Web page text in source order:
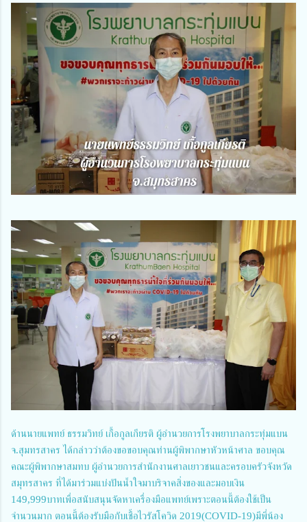
ด้านนายแพทย์ ธรรมวิทย์ เกื้อกูลเกียรติ ผู้อำนวยการโรงพยาบาลกระทุ่มแบน
จ.สุมทรสาคร ได้กล่าวว่าต้องขอขอบคุณท่านผู้พิพากษาหัวหน้าศาล ขอบคุณ
คณะผู้พิพากษาสมทบ ผู้อำนวยการสำนักงานศาลเยาวชนและครอบครัวจังหวัด
สมุทรสาคร ที่ได้มาร่วมแบ่งปันน้ำใจมาบริจาคสิ่งของและมอบเงิน
149,999บาทเพื่อสนับสนุนจัดหาเครื่องมือแพทย์เพราะตอนนี้ต้องใช้เป็น
จำนวนมาก ตอนนี้ต้องรับมือกับเชื้อไวรัสโควิด 2019(COVID-19)มีพี่น้อง